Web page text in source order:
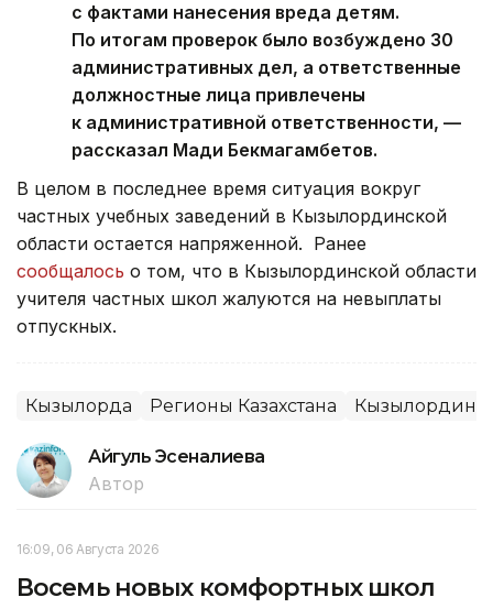
с фактами нанесения вреда детям.
По итогам проверок было возбуждено 30
административных дел, а ответственные
должностные лица привлечены
к административной ответственности, —
рассказал Мади Бекмагамбетов.
В целом в последнее время ситуация вокруг
частных учебных заведений в Кызылординской
области остается напряженной. Ранее
сообщалось о том, что в Кызылординской области
учителя частных школ жалуются на невыплаты
отпускных.
Кызылорда Регионы Казахстана
Айгуль Эсеналиева
Автор
16:09, 06 Августа 2026
Восемь новых комфортных школ